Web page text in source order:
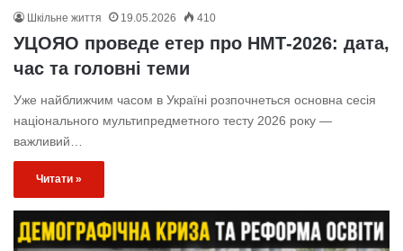
Шкільне життя 19.05.2026 410
УЦОЯО проведе етер про НМТ-2026: дата,
час та головні теми
Уже найближчим часом в Україні розпочнеться основна сесія
національного мультипредметного тесту 2026 року —
важливий…
Читати »